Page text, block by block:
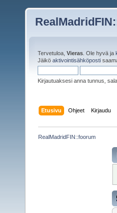
Tervetuloa, Vieras . Ole hyvä ja
Jäikö aktivointisähköposti
Kirjautuaksesi anna tunnus,
Etusivu Ohjeet Kirjaudu
RealMadridFIN::foorum